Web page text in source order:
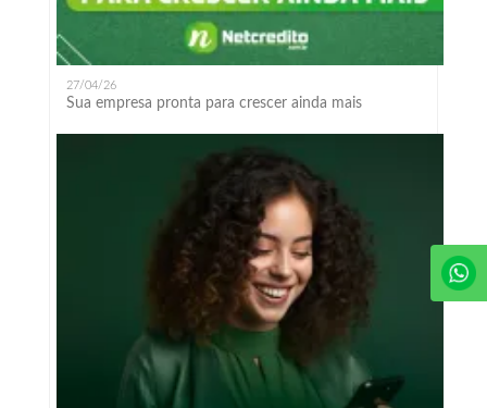
27/04/26
Sua empresa pronta para crescer ainda mais